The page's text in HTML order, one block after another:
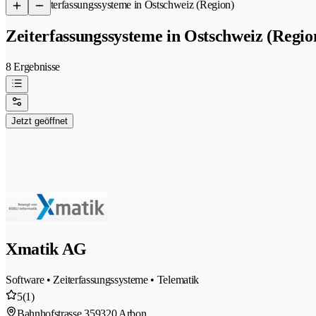
/Zeiterfassungssysteme in Ostschweiz (Region)
Zeiterfassungssysteme in Ostschweiz
8 Ergebnisse
Jetzt geöffnet
Xmatik AG
Software • Zeiterfassungssysteme • Telematik
5(1)
Bahnhofstrasse 359320 Arbon